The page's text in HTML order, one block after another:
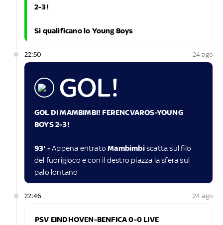
2-3!
Si qualificano lo Young Boys
22:50 24 ago
GOL!
GOL DI MAMBIMBI! FERENCVAROS-YOUNG
BOYS 2-3!
93' -Appena entratoMambimbiscatta sul filo
del fuorigioco e con il destro piazza la sfera sul
palo lontano
22:46 24 ago
PSV EINDHOVEN-BENFICA 0-0 LIVE